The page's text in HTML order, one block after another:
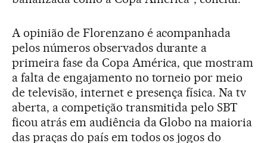
A opinião de Florenzano é acompanhada
pelos números observados durante a
primeira fase da Copa América, que mostram
a falta de engajamento no torneio por meio
de televisão, internet e presença física. Na tv
aberta, a competição transmitida pelo SBT
ficou atrás em audiência da Globo na maioria
das praças do país em todos os jogos do